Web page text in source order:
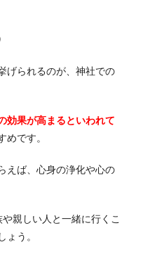
げられるのが、神社での
効果が高まるといわれて
めです。
えば、心身の浄化や心の
親しい人と一緒に行くこ
ょう。